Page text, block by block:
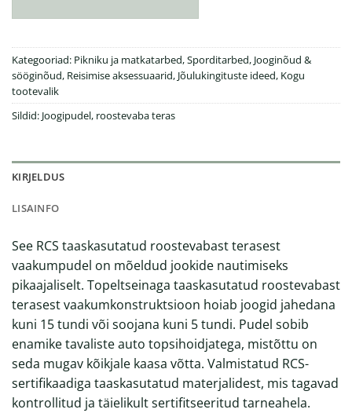
Kategooriad: Pikniku ja matkatarbed,Sporditarbed, Jooginõud &
sööginõud, Reisimise aksessuaarid, Jõulukingituste ideed, Kogu
tootevalik
Sildid: Joogipudel, roostevaba teras
KIRJELDUS
LISAINFO
See RCS taaskasutatud roostevabast terasest
vaakumpudel on mõeldud jookide nautimiseks
pikaajaliselt. Topeltseinaga taaskasutatud roostevabast
terasest vaakumkonstruktsioon hoiab joogid jahedana
kuni 15 tundi või soojana kuni 5 tundi. Pudel sobib
enamike tavaliste auto topsihoidjatega, mistõttu on
seda mugav kõikjale kaasa võtta. Valmistatud RCS-
sertifikaadiga taaskasutatud materjalidest, mis tagavad
kontrollitud ja täielikult sertifitseeritud tarneahela.